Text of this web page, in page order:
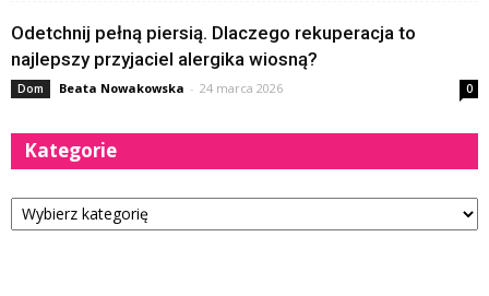
Odetchnij pełną piersią. Dlaczego rekuperacja to
najlepszy przyjaciel alergika wiosną?
Dom Beata Nowakowska - 24 marca 2026 0
Kategorie
Kategorie